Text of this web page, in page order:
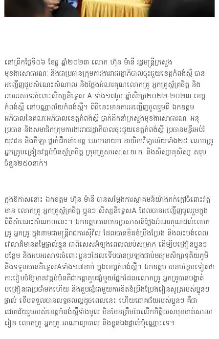
នៅព្រឹកថ្ងៃទី០៦ ខែធ្នូ ឆ្នាំ២០២៣ លោក ហ៊ុន ម៉ានី រដ្ឋមន្រ្តីក្រសួង
មុខងារសាធារណៈ និងជាប្រធានក្រុមការងាររាជរដ្ឋាភិបាលចុះជួយខេត្តកំពង់ស្ពឺ បាន
អញ្ជើញជួបសំណេះសំណាល និងថ្លែងអំណរគុណលោកគ្រូ អ្នកគ្រូស្ម័គ្រចិត្ត និង
អបអរសាទរចំពោះសិស្សនិទ្ទេស A ទាំង១៧រូប ឆ្នាំសិក្សា២០២២-២០២៣ ខេត្ត
កំពង់ស្ពឺ នៅបណ្ណាល័យកំពង់ស្ពឺ។ ពិធីនេះមានការអញ្ជើញចូលរួមពី ឯកឧត្តម
អភិបាលនៃគណៈអភិបាលខេត្តកំពង់ស្ពឺ ថ្នាក់ដឹកនាំក្រសួងមុខងារសាធារណៈ អនុ
ប្រធាន និងសមាជិកក្រុមការងាររាជរដ្ឋាភិបាលចុះជួយខេត្តកំពង់ស្ពឺ ប្រធានមន្ទីរអប់រំ
យុវជន និងកីឡា ថ្នាក់ដឹកនាំខេត្ត លោកនាយក នាយិកាវិទ្យាល័យទាំង២៥ លោកគ្រូ
អ្នកគ្រូបង្រៀនវគ្គបំប៉នស្ម័គ្រចិត្ត ក្រុមគ្រួសារស.ស.យ.ក. និងសិស្សានុសិស្ស សរុប
ចំនួន២៥០នាក់។
ក្នុងឱកាសនោះ ឯកឧត្តម ហ៊ុន ម៉ានី បានសម្តែងការស្វាគមន៍យ៉ាងកក់ក្តៅចំពោះវត្ត
មាន លោកគ្រូ អ្នកគ្រូស័្មគ្រចិត្ត ប្អូនៗ សិស្សនិទ្ទេសA ដែលបានអញ្ជើញចូលរួមក្នុង
ពិធីសំណេះសំណាលនេះ។ ឯកឧត្តមបានមានប្រសាសន៍ថ្លែងអំណរគុណដល់លោក
គ្រូ អ្នកគ្រូ ក្នុងនាមជាមន្ត្រីរាជការស៊ីវិល ដែលបានខិតខំប្រឹងប្រែង និងលះបង់ពេល
វេលាដ៏មានតម្លៃផ្ទាល់ខ្លួន ជាពិសេសអំឡុងពេលឈប់សម្រាក ដើម្បីបង្រៀនប្អូនៗ
បន្ថែម និងអបអរសាទរចំពោះប្អូនៗដែលទើបបានប្រឡងជាប់មធ្យមសិក្សាទុតិយភូមិ
និងទទួលបាននិទ្ទេសAទាំង១៧នាក់ ក្នុងខេត្តកំពង់ស្ពឺ។ ឯកឧត្តម បានបន្ថែមទៀតថា
ការរៀបចំឱ្យមានវគ្គបំប៉នគឺជាកត្តាគួបផ្សំមួយផ្នែកដែលលោកគ្រូ អ្នកគ្រូបានបង្ហាត់
បង្រៀនជាប្រចាំមកហើយ និងគួបផ្សំជាមួយការខិតខំប្រឹងប្រែងរៀនសូត្ររបស់ប្អូនៗ
ផ្ទាល់ ទើបទទួលបានលទ្ធផលល្អដូចពេលនេះ ហើយជោគជ័យរបស់ប្អូនៗ គឺជា
ជោគជ័យរួមរបស់ខេត្តកំពង់ស្ពឺទាំងមូល មិនមែនត្រឹមតែលើកកិត្តិយសមុខមាត់សាលា
រៀន លោកគ្រូ អ្នកគ្រូ អាណាព្យាបាល និងខ្លួនឯងផ្ទាល់ប៉ុណ្ណោះទេ។